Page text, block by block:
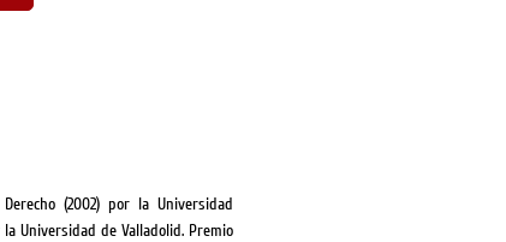
(2002) por la Universidad
Universidad de Valladolid. Premio